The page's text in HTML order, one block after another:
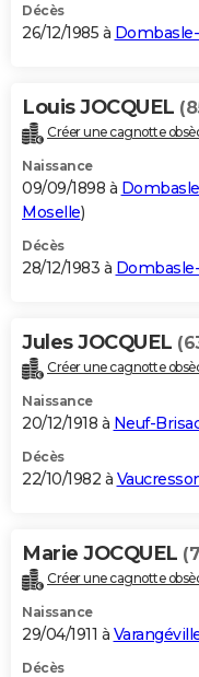
Décès
26/12/1985 à
Louis JOCQUEL
Créer une cagnotte
Naissance
09/09/1898 à
Moselle)
Décès
28/12/1983 à
Jules JOCQUEL
Créer une cagnotte
Naissance
20/12/1918 à Neuf-
Décès
22/10/1982 à
Marie JOCQUEL
Créer une cagnotte
Naissance
29/04/1911 à
Décès